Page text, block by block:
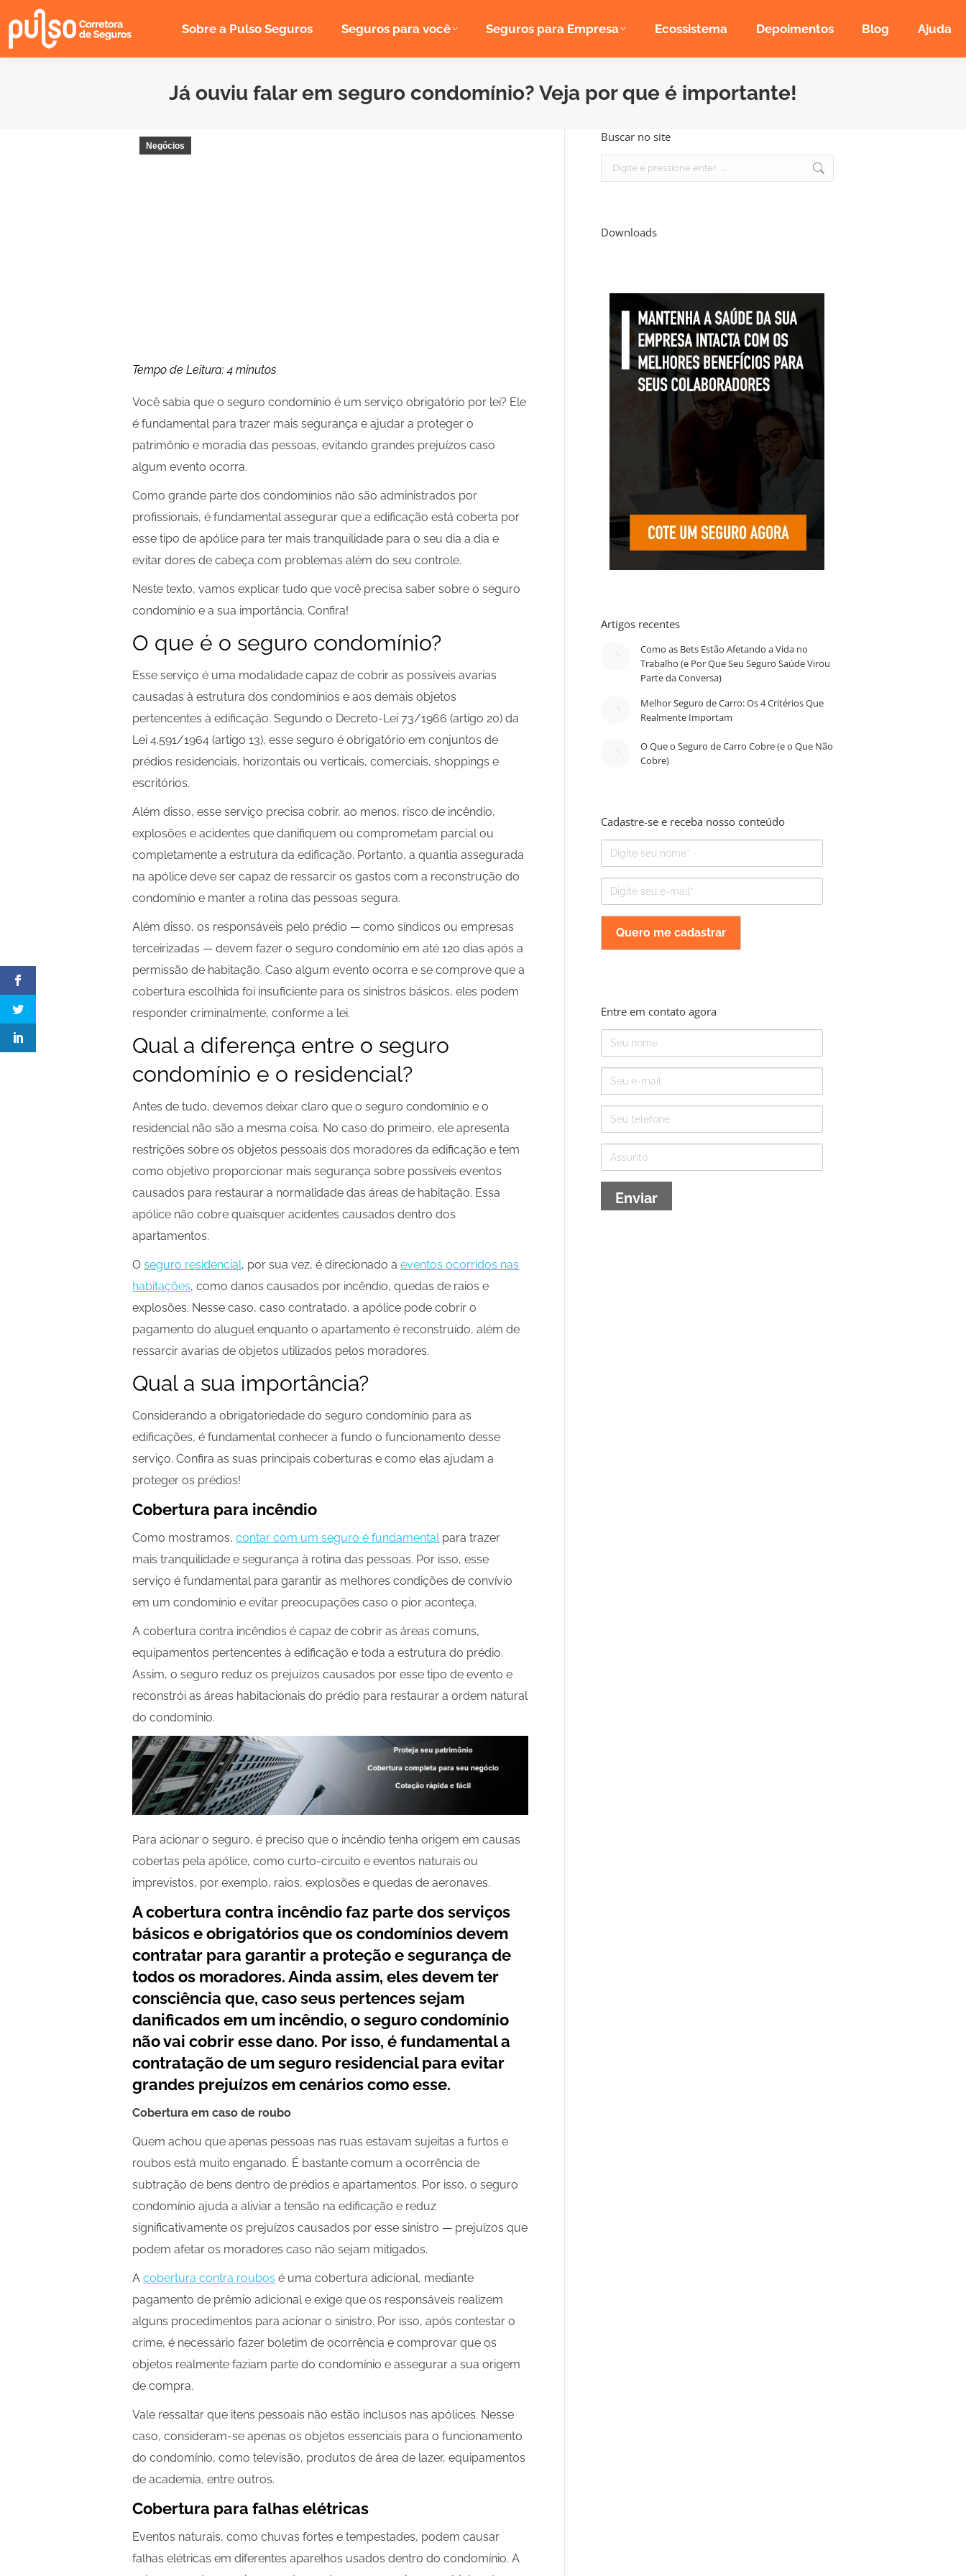
Sobre a Pulso Seguros Seguros para você Seguros para Empresa Ecossistema Depoimentos Blog Ajuda
Já ouviu falar em seguro condomínio? Veja por que é importante!
Negócios
Tempo de Leitura:4 minutos
Você sabia que o seguro condomínio é um serviço obrigatório por lei? Ele
é fundamental para trazer mais segurança e ajudar a proteger o
patrimônio e moradia das pessoas, evitando grandes prejuízos caso
algum evento ocorra.
Como grande parte dos condomínios não são administrados por
profissionais, é fundamental assegurar que a edificação está coberta por
esse tipo de apólice para ter mais tranquilidade para o seu dia a dia e
evitar dores de cabeça com problemas além do seu controle.
Neste texto, vamos explicar tudo que você precisa saber sobre o seguro
condomínio e a sua importância. Confira!
O que é o seguro condomínio?
Esse serviço é uma modalidade capaz de cobrir as possíveis avarias
causadas à estrutura dos condomínios e aos demais objetos
pertencentes à edificação. Segundo o Decreto-Lei 73/1966 (artigo 20) da
Lei 4.591/1964 (artigo 13), esse seguro é obrigatório em conjuntos de
prédios residenciais, horizontais ou verticais, comerciais, shoppings e
escritórios.
Além disso, esse serviço precisa cobrir, ao menos, risco de incêndio,
explosões e acidentes que danifiquem ou comprometam parcial ou
completamente a estrutura da edificação. Portanto, a quantia assegurada
na apólice deve ser capaz de ressarcir os gastos com a reconstrução do
condomínio e manter a rotina das pessoas segura.
Além disso, os responsáveis pelo prédio — como síndicos ou empresas
terceirizadas — devem fazer o seguro condomínio em até 120 dias após a
permissão de habitação. Caso algum evento ocorra e se comprove que a
cobertura escolhida foi insuficiente para os sinistros básicos, eles podem
responder criminalmente, conforme a lei.
Qual a diferença entre o seguro
condomínio e o residencial?
Antes de tudo, devemos deixar claro que o seguro condomínio e o
residencial não são a mesma coisa. No caso do primeiro, ele apresenta
restrições sobre os objetos pessoais dos moradores da edificação e tem
como objetivo proporcionar mais segurança sobre possíveis eventos
causados para restaurar a normalidade das áreas de habitação. Essa
apólice não cobre quaisquer acidentes causados dentro dos
apartamentos.
Oseguro residencial, por sua vez, é direcionado aeventos ocorridos nas
habitações, como danos causados por incêndio, quedas de raios e
explosões. Nesse caso, caso contratado, a apólice pode cobrir o
pagamento do aluguel enquanto o apartamento é reconstruído, além de
ressarcir avarias de objetos utilizados pelos moradores.
Qual a sua importância?
Considerando a obrigatoriedade do seguro condomínio para as
edificações, é fundamental conhecer a fundo o funcionamento desse
serviço. Confira as suas principais coberturas e como elas ajudam a
proteger os prédios!
Cobertura para incêndio
Como mostramos,contar com um seguro é fundamentalpara trazer
mais tranquilidade e segurança à rotina das pessoas. Por isso, esse
serviço é fundamental para garantir as melhores condições de convívio
em um condomínio e evitar preocupações caso o pior aconteça.
A cobertura contra incêndios é capaz de cobrir as áreas comuns,
equipamentos pertencentes à edificação e toda a estrutura do prédio.
Assim, o seguro reduz os prejuízos causados por esse tipo de evento e
reconstrói as áreas habitacionais do prédio para restaurar a ordem natural
do condomínio.
Para acionar o seguro, é preciso que o incêndio tenha origem em causas
cobertas pela apólice, como curto-circuito e eventos naturais ou
imprevistos, por exemplo, raios, explosões e quedas de aeronaves.
Acobertura contra incêndiofaz parte dos serviços
básicos e obrigatórios que os condomínios devem
contratar para garantir a proteção e segurança de
todos os moradores. Ainda assim, eles devem ter
consciência que, caso seus pertences sejam
danificados em um incêndio, o seguro condomínio
não vai cobrir esse dano. Por isso, é fundamental a
contratação de um seguro residencial para evitar
grandes prejuízos em cenários como esse.
Cobertura em caso de roubo
Quem achou que apenas pessoas nas ruas estavam sujeitas a furtos e
roubos está muito enganado. É bastante comum a ocorrência de
subtração de bens dentro de prédios e apartamentos. Por isso, o seguro
condomínio ajuda a aliviar a tensão na edificação e reduz
significativamente os prejuízos causados por esse sinistro — prejuízos que
podem afetar os moradores caso não sejam mitigados.
Acobertura contra roubos é uma cobertura adicional, mediante
pagamento de prêmio adicional e exige que os responsáveis realizem
alguns procedimentos para acionar o sinistro. Por isso, após contestar o
crime, é necessário fazer boletim de ocorrência e comprovar que os
objetos realmente faziam parte do condomínio e assegurar a sua origem
de compra.
Vale ressaltar que itens pessoais não estão inclusos nas apólices. Nesse
caso, consideram-se apenas os objetos essenciais para o funcionamento
do condomínio, como televisão, produtos de área de lazer, equipamentos
de academia, entre outros.
Cobertura para falhas elétricas
Eventos naturais, como chuvas fortes e tempestades, podem causar
falhas elétricas em diferentes aparelhos usados dentro do condomínio. A
Buscar no site
Search:
Downloads
Artigos recentes
Como as Bets Estão Afetando a Vida no
Trabalho (e Por Que Seu Seguro Saúde Virou
Parte da Conversa)
Melhor Seguro de Carro: Os 4 Critérios Que
Realmente Importam
O Que o Seguro de Carro Cobre (e o Que Não
Cobre)
Cadastre-se e receba nosso conteúdo
Nome
mail
Entre em contato agora
Nome
mail
Telefone
Assunto